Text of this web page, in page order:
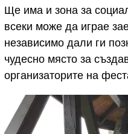
Ще има и зона за
всеки може да играе
независимо дали ги
чудесно място за
организаторите на